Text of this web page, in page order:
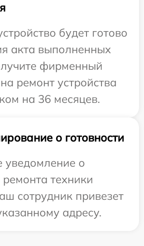
будет готово
акта выполненных
фирменный
ремонт устройства
на 36 месяцев.
о готовности
уведомление о
техники
сотрудник привезет
адресу.